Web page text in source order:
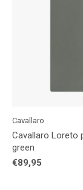
Cavallaro
Cavallaro Loreto
green
€89,95